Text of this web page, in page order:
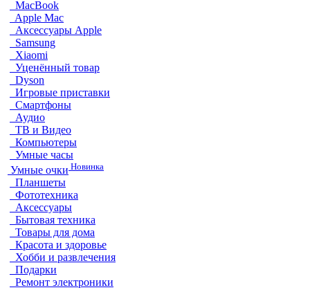
MacBook
Apple Mac
Аксессуары Apple
Samsung
Xiaomi
Уценённый товар
Dyson
Игровые приставки
Смартфоны
Аудио
ТВ и Видео
Компьютеры
Умные часы
Умные очки Новинка
Планшеты
Фототехника
Аксессуары
Бытовая техника
Товары для дома
Красота и здоровье
Хобби и развлечения
Подарки
Ремонт электроники